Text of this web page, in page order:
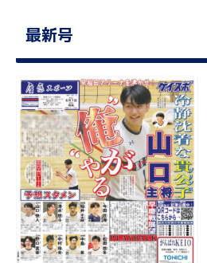
最新号